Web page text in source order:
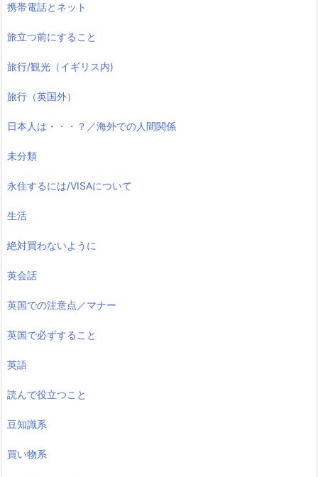
携帯電話とネット
旅立つ前にすること
旅行/観光（イギリス内)
旅行（英国外）
日本人は・・・？／海外での人間関係
未分類
永住するには/VISAについて
生活
絶対買わないように
英会話
英国での注意点／マナー
英国で必ずすること
英語
読んで役立つこと
豆知識系
買い物系